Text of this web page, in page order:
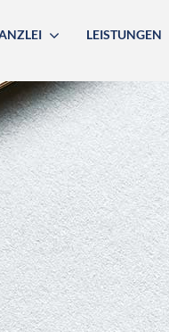
LEISTUNGEN